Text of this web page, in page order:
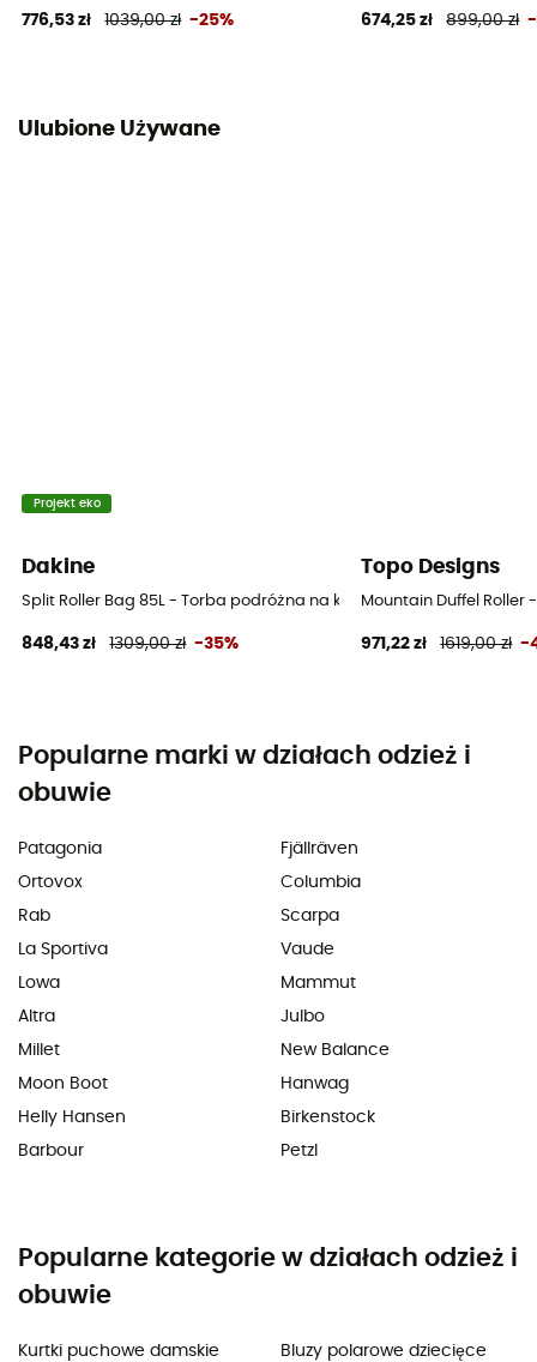
776,53 zł 1039,00 zł -25% 674,25 zł 899,00 zł -
Ulubione Używane
Projekt eko
Dakine
Split Roller Bag 85L - Torba podróżna na kółkach
848,43 zł 1309,00 zł -35%
Topo Designs
Mountain Duffel Roller
971,22 zł 1619,00 zł -
Popularne marki w działach odzież i
obuwie
Patagonia
Ortovox
Rab
La Sportiva
Lowa
Altra
Millet
Moon Boot
Helly Hansen
Barbour
Fjällräven
Columbia
Scarpa
Vaude
Mammut
Julbo
New Balance
Hanwag
Birkenstock
Petzl
Popularne kategorie w działach odzież i
obuwie
Kurtki puchowe damskie
Bluzy polarowe dziecięce